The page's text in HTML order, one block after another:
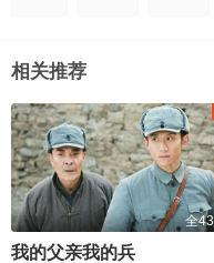
相关推荐
全
我的父亲我的兵